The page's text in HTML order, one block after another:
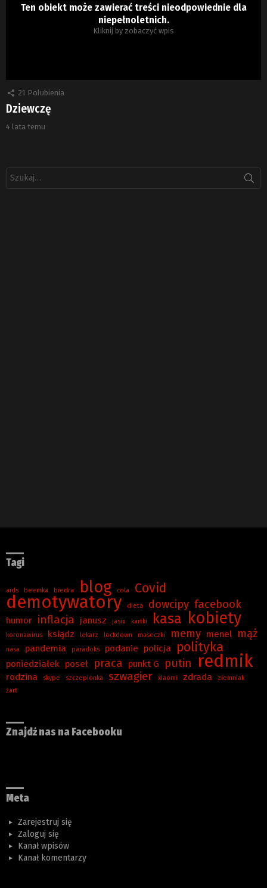
Ten obiekt może zawierać treści nieodpowiednie dla
niepełnoletnich.
Kliknij by zobaczyć wpis
21 Polubienia
Dziewczę
4 lata temu
Tagi
aids beemka biedra blog cola Covid
demotywatory dieta dowcipy facebook
humor inflacja janusz jasiu kartki kasa kobiety
koronawirus ksiądz lekarz lockdown maseczki memy menel mąż
nasa pandemia paradoks podanie policja polityka
poniedziałek poseł praca punkt G putin redmik
rodzina skype szczepionka szwagier xiaomi zdrada
ziemniak
żart
Znajdź nas na Facebooku
Meta
Zarejestruj się
Zaloguj się
Kanał wpisów
Kanał komentarzy